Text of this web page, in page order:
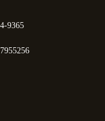
9365